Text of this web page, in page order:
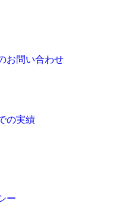
お問い合わせ
の実績
ー